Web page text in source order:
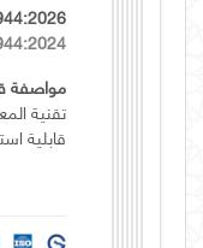
مواصفة
تقنية
قابلية